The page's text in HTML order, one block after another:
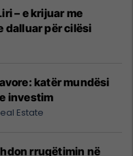
– e krijuar me
dalluar për cilësi
katër mundësi
investim
Estate
rrugëtimin në